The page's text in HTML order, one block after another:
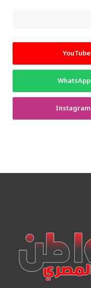
YouTube
WhatsApp
Instagram